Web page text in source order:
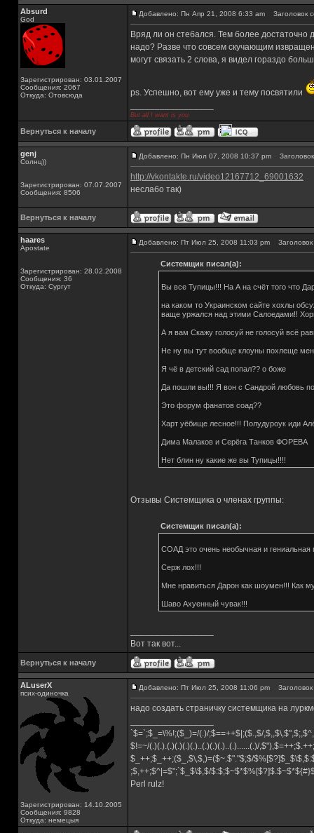
Absurd
God
Зарегистрирован: 03.01.2007
Сообщения: 2067
Откуда: Отовсюда
Добавлено: Пн Апр 21, 2008 6:33 am Заголовок
Вряд ли он стебался. Тем более достаточно
надо? Разве что совсем скучающим
могут связать 2 слова, я видел гораздо
ps. Успешно, вот ему уже и тему посвятили
But all I want is you
Вернуться к началу
genj
Солнц))
Зарегистрирован: 07.07.2007
Сообщения: 8506
Добавлено: Пн Июл 07, 2008 10:37 pm
http://vkontakte.ru/video12167712_69001632
неслабо так)
Вернуться к началу
haares
Apostate
Зарегистрирован: 28.02.2008
Сообщения: 36
Откуда: Сургут
Добавлено: Пт Июл 25, 2008 11:03 pm
Системщик писал(а):
Вы все Тупицы!!! На А на счёт того что
на каком то Украинском сайте хохлы
ваще уржался над этими Салоедами!!
А я вам Скажу голосуй не голосуй всё
Не ну вы тут вообще клоуны похлеще
Я чё в детский сад попал?? о боже
Да пошли вы!!! Я вон с Сандрой любовь
Это форум фанатов соад??
Харт уёбище лесное!!! Полудуроук иди
Дима Малаков и Серёга Танков ФОРЕВА
Нет блин ну какие же вы Тупицы!!!!
Отзывы Системщика о членах группы:
Системщик писал(а):
СОАД это очень необычная и гениальная
Серж лох!!!
Мне нравиться Дарон как шоумен!!! Как
Шаво Ахуенный чувак!!!
Вот так вот...
Вернуться к началу
ALuserX
псих-одиночка
Зарегистрирован: 14.10.2005
Сообщения: 9828
Откуда: немецыя
Добавлено: Пт Июл 25, 2008 11:06 pm
надо создать страничку системщика на
`$=`;$_=\%!;($_)=/(.)/;$==++$|;($.,$/
$!=~/(.)(.).(.)(.)(.)(.)..(.)(.)(.)..(.)......(.)/
$_++;$_++;($_,$\,$,)=($~.$"."$;$/
;$,++;$^|=$";`$_$\$,$/
Perl rulz!